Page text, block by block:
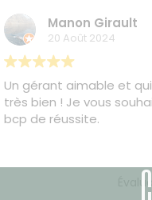
Manon Girault
20 Août 2024
Un gérant aimable et
très bien ! Je vous
bcp de réussite.